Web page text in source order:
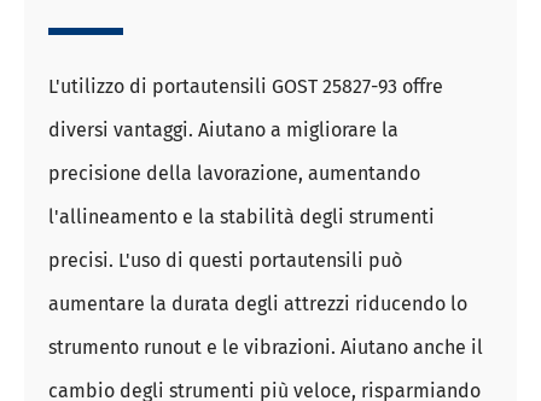
L'utilizzo di portautensili GOST 25827-93 offre
diversi vantaggi. Aiutano a migliorare la
precisione della lavorazione, aumentando
l'allineamento e la stabilità degli strumenti
precisi. L'uso di questi portautensili può
aumentare la durata degli attrezzi riducendo lo
strumento runout e le vibrazioni. Aiutano anche il
cambio degli strumenti più veloce, risparmiando